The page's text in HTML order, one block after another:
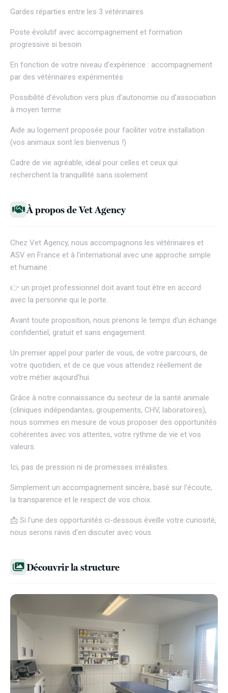
Gardes réparties entre les 3 vétérinaires
Poste évolutif avec accompagnement et formation
progressive si besoin
En fonction de votre niveau d’expérience : accompagnement
par des vétérinaires expérimentés
Possibilité d’évolution vers plus d’autonomie ou d’association
à moyen terme
Aide au logement proposée pour faciliter votre installation
(vos animaux sont les bienvenus !)
Cadre de vie agréable, idéal pour celles et ceux qui
recherchent la tranquillité sans isolement
À propos de Vet Agency
Chez Vet Agency, nous accompagnons les vétérinaires et
ASV en France et à l’international avec une approche simple
et humaine :
👉 un projet professionnel doit avant tout être en accord
avec la personne qui le porte.
Avant toute proposition, nous prenons le temps d’un échange
confidentiel, gratuit et sans engagement.
Un premier appel pour parler de vous, de votre parcours, de
votre quotidien, et de ce que vous attendez réellement de
votre métier aujourd’hui.
Grâce à notre connaissance du secteur de la santé animale
(cliniques indépendantes, groupements, CHV, laboratoires),
nous sommes en mesure de vous proposer des opportunités
cohérentes avec vos attentes, votre rythme de vie et vos
valeurs.
Ici, pas de pression ni de promesses irréalistes.
Simplement un accompagnement sincère, basé sur l’écoute,
la transparence et le respect de vos choix.
📩 Si l’une des opportunités ci-dessous éveille votre curiosité,
nous serons ravis d’en discuter avec vous.
Découvrir la structure